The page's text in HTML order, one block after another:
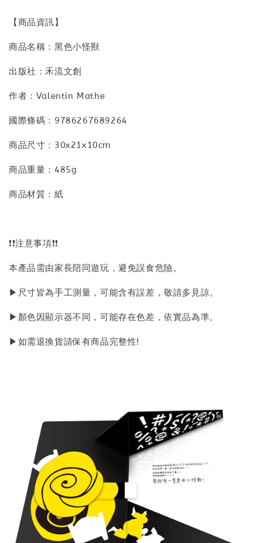
【商品資訊】
商品名稱：黑色小怪獸
出版社：禾流文創
作者：Valentin Mathe
國際條碼：9786267689264
商品尺寸：30x21x10cm
商品重量：485g
商品材質：紙
❗❗注意事項❗❗
本產品需由家長陪同遊玩，避免誤食危險。
▶尺寸皆為手工測量，可能含有誤差，敬請多見諒。
▶顏色因顯示器不同，可能存在色差，依實品為準。
▶如需退換貨請保有商品完整性!